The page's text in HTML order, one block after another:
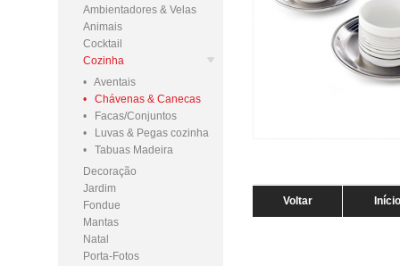
Ambientadores & Velas
Animais
Cocktail
Cozinha
• Aventais
• Chávenas & Canecas
• Facas/Conjuntos
• Luvas & Pegas cozinha
• Tabuas Madeira
Decoração
Jardim
Fondue
Mantas
Natal
Porta-Fotos
Voltar Início